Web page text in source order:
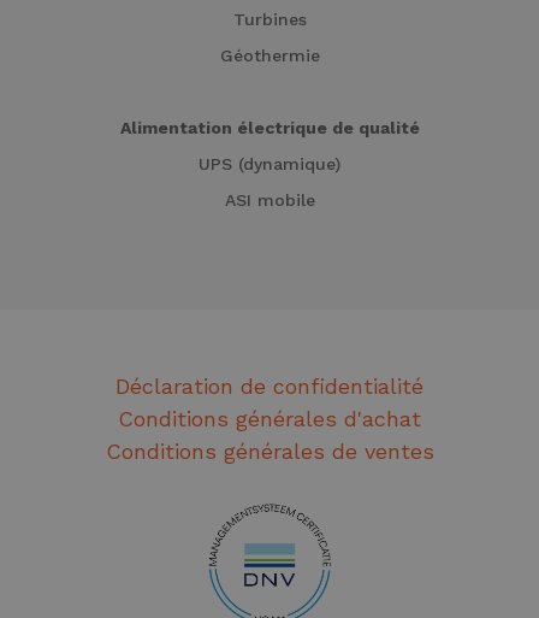
Turbines
Géothermie
Alimentation électrique de qualité
UPS (dynamique)
ASI mobile
Déclaration de confidentialité
Conditions générales d'achat
Conditions générales de ventes